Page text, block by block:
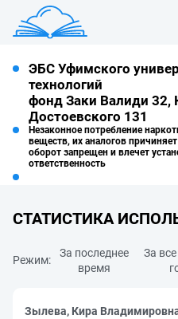
ЭБС Уфимского
технологий
фонд Заки Валиди 32,
Достоевского 131
Незаконное потребление
веществ, их аналогов
оборот запрещен и влечет
ответственность
СТАТИСТИКА
Режим:
За последнее
время
За
Зылева, Кира